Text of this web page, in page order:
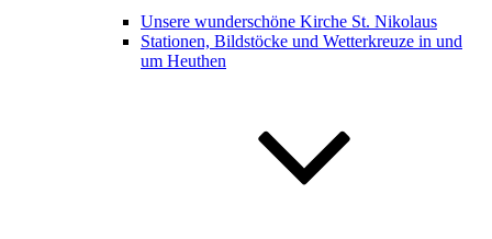
Unsere wunderschöne Kirche St. Nikolaus
Stationen, Bildstöcke und Wetterkreuze in und
um Heuthen